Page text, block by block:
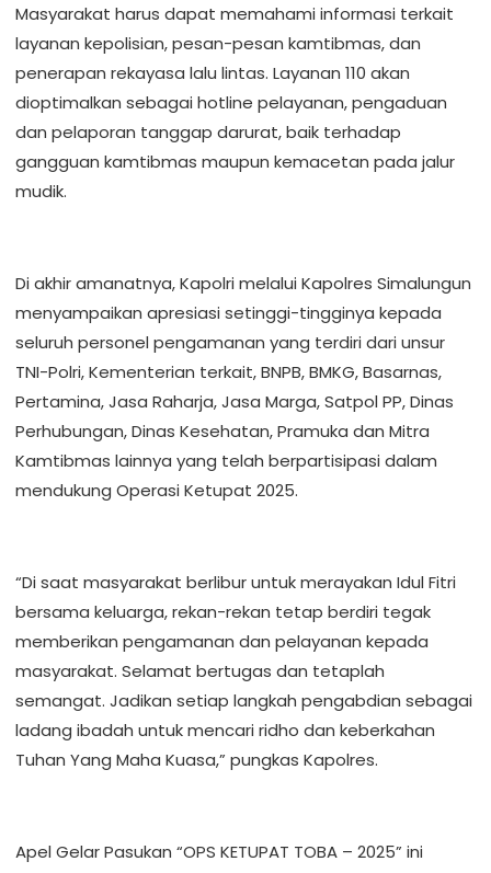
Masyarakat harus dapat memahami informasi terkait
layanan kepolisian, pesan-pesan kamtibmas, dan
penerapan rekayasa lalu lintas. Layanan 110 akan
dioptimalkan sebagai hotline pelayanan, pengaduan
dan pelaporan tanggap darurat, baik terhadap
gangguan kamtibmas maupun kemacetan pada jalur
mudik.
Di akhir amanatnya, Kapolri melalui Kapolres Simalungun
menyampaikan apresiasi setinggi-tingginya kepada
seluruh personel pengamanan yang terdiri dari unsur
TNI-Polri, Kementerian terkait, BNPB, BMKG, Basarnas,
Pertamina, Jasa Raharja, Jasa Marga, Satpol PP, Dinas
Perhubungan, Dinas Kesehatan, Pramuka dan Mitra
Kamtibmas lainnya yang telah berpartisipasi dalam
mendukung Operasi Ketupat 2025.
“Di saat masyarakat berlibur untuk merayakan Idul Fitri
bersama keluarga, rekan-rekan tetap berdiri tegak
memberikan pengamanan dan pelayanan kepada
masyarakat. Selamat bertugas dan tetaplah
semangat. Jadikan setiap langkah pengabdian sebagai
ladang ibadah untuk mencari ridho dan keberkahan
Tuhan Yang Maha Kuasa,” pungkas Kapolres.
Apel Gelar Pasukan “OPS KETUPAT TOBA – 2025” ini